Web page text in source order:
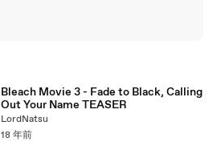
Bleach Movie 3 - Fade to Black, Calling
Out Your Name TEASER
LordNatsu
18 年前